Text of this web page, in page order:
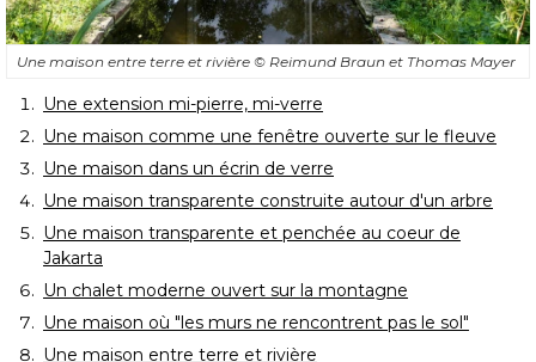
Une maison entre terre et rivière © Reimund Braun et Thomas Mayer
Une extension mi-pierre, mi-verre
Une maison comme une fenêtre ouverte sur le fleuve
Une maison dans un écrin de verre
Une maison transparente construite autour d'un arbre
Une maison transparente et penchée au coeur de
Jakarta
Un chalet moderne ouvert sur la montagne
Une maison où "les murs ne rencontrent pas le sol"
Une maison entre terre et rivière